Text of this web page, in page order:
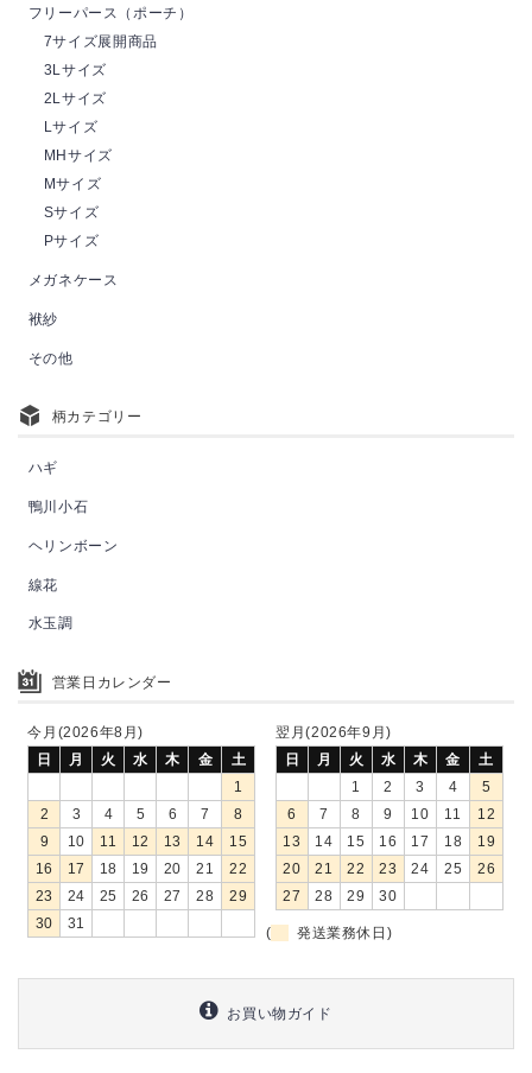
フリーパース（ポーチ）
7サイズ展開商品
3Lサイズ
2Lサイズ
Lサイズ
MHサイズ
Mサイズ
Sサイズ
Pサイズ
メガネケース
袱紗
その他
柄カテゴリー
ハギ
鴨川小石
ヘリンボーン
線花
水玉調
営業日カレンダー
今月(2026年8月)
日
月 火 水 木 金
土
1
2
3 4 5 6 7
8
9
10 11 12 13 14
15
16
17 18 19 20 21
22
23
24 25 26 27 28
29
30
31
翌月(2026年9月)
日
月 火 水 木 金
土
1
2 3 4
5
6
7 8 9 10 11
12
13
14 15 16 17 18
19
20
21 22 23 24 25
26
27
28 29 30
( 発送業務休日)
お買い物ガイド